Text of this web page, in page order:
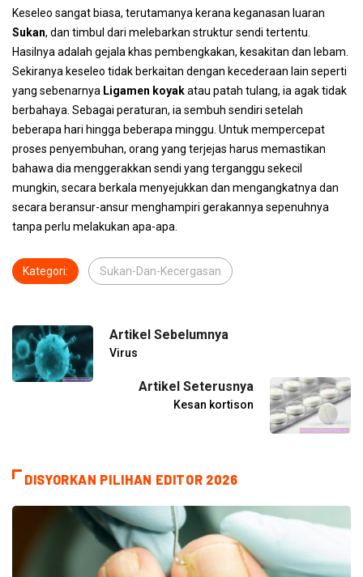
Keseleo sangat biasa, terutamanya kerana keganasan luaran
Sukan, dan timbul dari melebarkan struktur sendi tertentu.
Hasilnya adalah gejala khas pembengkakan, kesakitan dan lebam.
Sekiranya keseleo tidak berkaitan dengan kecederaan lain seperti
yang sebenarnya Ligamen koyakatau patah tulang, ia agak tidak
berbahaya. Sebagai peraturan, ia sembuh sendiri setelah
beberapa hari hingga beberapa minggu. Untuk mempercepat
proses penyembuhan, orang yang terjejas harus memastikan
bahawa dia menggerakkan sendi yang terganggu sekecil
mungkin, secara berkala menyejukkan dan mengangkatnya dan
secara beransur-ansur menghampiri gerakannya sepenuhnya
tanpa perlu melakukan apa-apa.
Kategori: Sukan-Dan-Kecergasan
Artikel Sebelumnya
Virus
Artikel Seterusnya
Kesan kortison
DISYORKAN PILIHAN EDITOR 2026